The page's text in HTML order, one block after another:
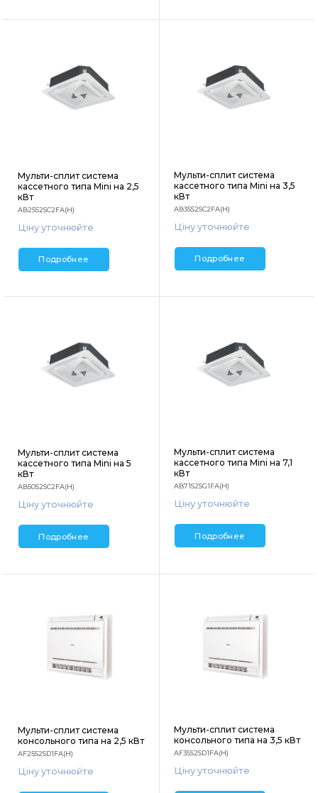
Мульти-сплит система
кассетного типа Mini на 2,5
кВт
AB25S2SC2FA(H)
Ціну уточнюйте
Подробнее
Мульти-сплит система
кассетного типа Mini на 3,5
кВт
AB35S2SC2FA(H)
Ціну уточнюйте
Подробнее
Мульти-сплит система
кассетного типа Mini на 5
кВт
AB50S2SC2FA(H)
Ціну уточнюйте
Подробнее
Мульти-сплит система
кассетного типа Mini на 7,1
кВт
AB71S2SG1FA(H)
Ціну уточнюйте
Подробнее
Мульти-сплит система
консольного типа на 2,5 кВт
AF25S2SD1FA(H)
Ціну уточнюйте
Мульти-сплит система
консольного типа на 3,5 кВт
AF35S2SD1FA(H)
Ціну уточнюйте